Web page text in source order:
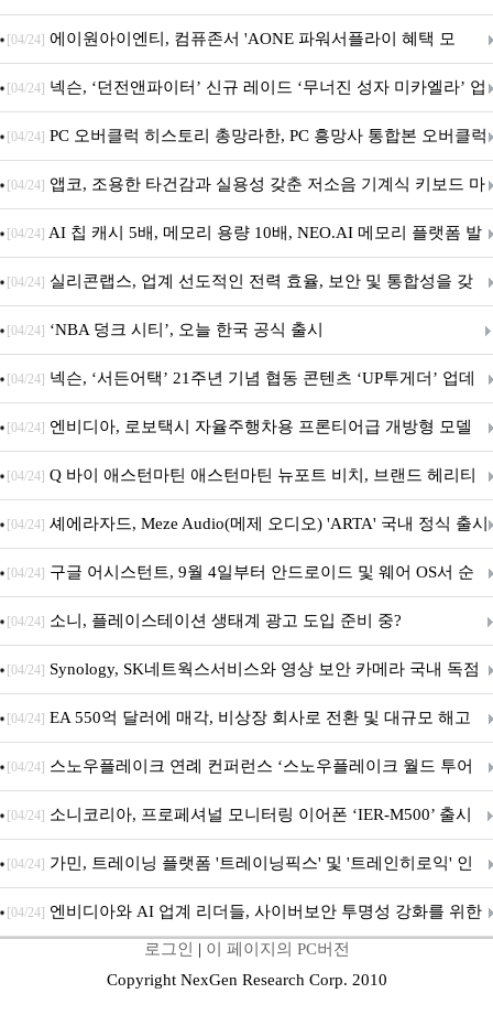
출시
[04/24] 에이원아이엔티, 컴퓨존서 'AONE 파워서플라이 혜택 모
음.ZIP' 이벤트 진행
[04/24] 넥슨, ‘던전앤파이터’ 신규 레이드 ‘무너진 성자 미카엘라’ 업
데이트!
[04/24] PC 오버클럭 히스토리 총망라한, PC 흥망사 통합본 오버클럭
특집(1-4편)
[04/24] 앱코, 조용한 타건감과 실용성 갖춘 저소음 기계식 키보드 마
우스 세트 'KM580' 출시
[04/24] AI 칩 캐시 5배, 메모리 용량 10배, NEO.AI 메모리 플랫폼 발
표
[04/24] 실리콘랩스, 업계 선도적인 전력 효율, 보안 및 통합성을 갖
춘 초저전력 블루투스 LE SoC ‘BG2B’ 공개
[04/24] ‘NBA 덩크 시티’, 오늘 한국 공식 출시
[04/24] 넥슨, ‘서든어택’ 21주년 기념 협동 콘텐츠 ‘UP투게더’ 업데
이트
[04/24] 엔비디아, 로보택시 자율주행차용 프론티어급 개방형 모델
‘알파마요 2 슈퍼’ 상업적 이용 가능
[04/24] Q 바이 애스턴마틴 애스턴마틴 뉴포트 비치, 브랜드 헤리티
지 담은 ‘헤리티지 에디션 컬렉션’ 공개
[04/24] 셰에라자드, Meze Audio(메제 오디오) 'ARTA' 국내 정식 출시
[04/24] 구글 어시스턴트, 9월 4일부터 안드로이드 및 웨어 OS서 순
차 서비스 종료
[04/24] 소니, 플레이스테이션 생태계 광고 도입 준비 중?
[04/24] Synology, SK네트웍스서비스와 영상 보안 카메라 국내 독점
판매 파트너십 체결
[04/24] EA 550억 달러에 매각, 비상장 회사로 전환 및 대규모 해고
전망
[04/24] 스노우플레이크 연례 컨퍼런스 ‘스노우플레이크 월드 투어
서울’ 개최
[04/24] 소니코리아, 프로페셔널 모니터링 이어폰 ‘IER-M500’ 출시
[04/24] 가민, 트레이닝 플랫폼 '트레이닝픽스' 및 '트레인히로익' 인
수로 선수와 코치에 맞춤형 훈련 지원 확대
[04/24] 엔비디아와 AI 업계 리더들, 사이버보안 투명성 강화를 위한
SAFE 가이드라인 제안
로그인 | 이 페이지의 PC버전
Copyright NexGen Research Corp. 2010